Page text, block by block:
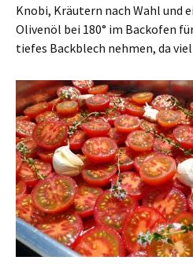
Knobi, Kräutern nach Wahl und
Olivenöl bei 180° im Backofen
tiefes Backblech nehmen, da